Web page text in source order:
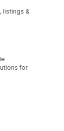
listings &
for